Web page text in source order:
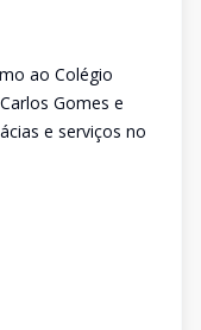
ao Colégio
Gomes e
e serviços no